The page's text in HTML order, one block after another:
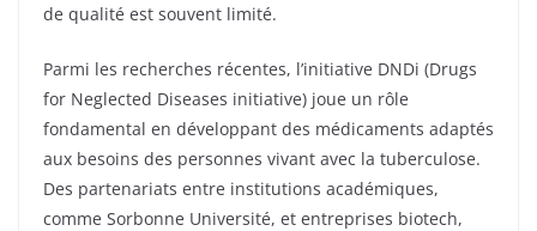
de qualité est souvent limité.
Parmi les recherches récentes, l’initiative DNDi (Drugs
for Neglected Diseases initiative) joue un rôle
fondamental en développant des médicaments adaptés
aux besoins des personnes vivant avec la tuberculose.
Des partenariats entre institutions académiques,
comme Sorbonne Université, et entreprises biotech,